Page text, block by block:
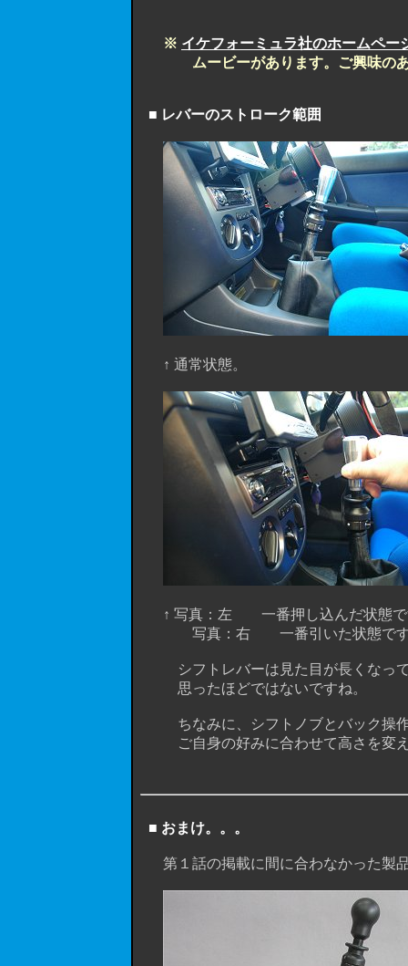
※ イケフォーミュラ社のホームペー
ムービーがあります。ご興味の
■ レバーのストローク範囲
↑ 通常状態。
↑ 写真：左 一番押し込んだ状態で
写真：右 一番引いた状態で
シフトレバーは見た目が長くなって
思ったほどではないですね。
ちなみに、シフトノブとバック操作
ご自身の好みに合わせて高さを変え
■ おまけ。。。
第１話の掲載に間に合わなかった製